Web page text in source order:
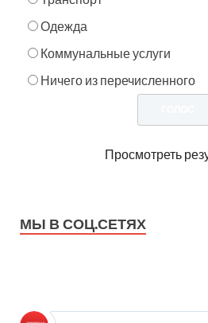
Одежда
Коммунальные услуги
Ничего из перечисленного
Просмотреть
МЫ В СОЦ.СЕТЯХ